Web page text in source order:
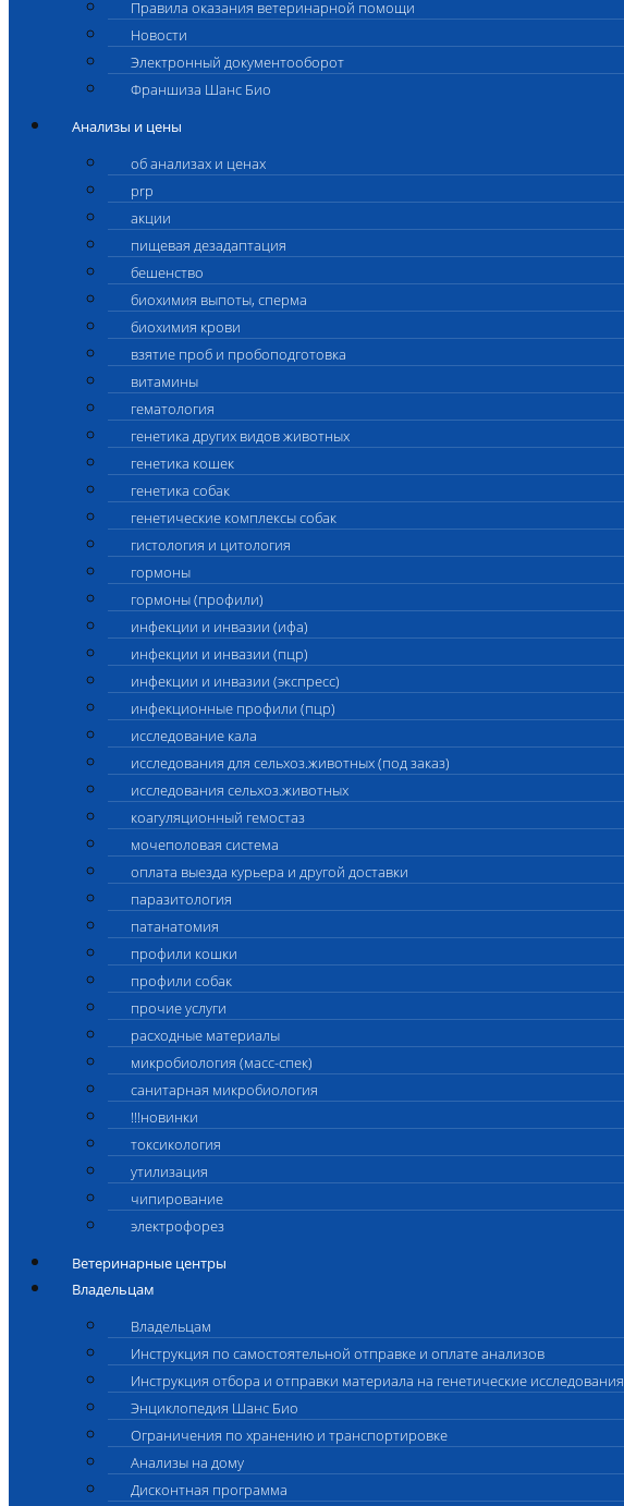
Правила оказания ветеринарной помощи
Новости
Электронный документооборот
Франшиза Шанс Био
Анализы и цены
об анализах и ценах
prp
акции
пищевая дезадаптация
бешенство
биохимия выпоты, сперма
биохимия крови
взятие проб и пробоподготовка
витамины
гематология
генетика других видов животных
генетика кошек
генетика собак
генетические комплексы собак
гистология и цитология
гормоны
гормоны (профили)
инфекции и инвазии (ифа)
инфекции и инвазии (пцр)
инфекции и инвазии (экспресс)
инфекционные профили (пцр)
исследование кала
исследования для сельхоз.животных (под заказ)
исследования сельхоз.животных
коагуляционный гемостаз
мочеполовая система
оплата выезда курьера и другой доставки
паразитология
патанатомия
профили кошки
профили собак
прочие услуги
расходные материалы
микробиология (масс-спек)
санитарная микробиология
!!!новинки
токсикология
утилизация
чипирование
электрофорез
Ветеринарные центры
Владельцам
Владельцам
Инструкция по самостоятельной отправке и оплате анализов
Инструкция отбора и отправки материала на генетические исследования
Энциклопедия Шанс Био
Ограничения по хранению и транспортировке
Анализы на дому
Дисконтная программа